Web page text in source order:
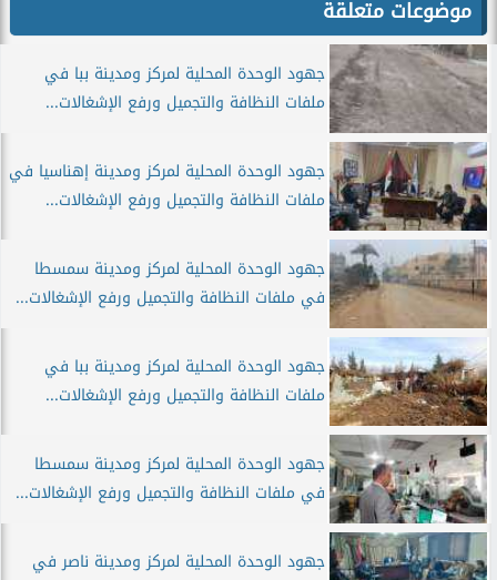
موضوعات متعلقة
جهود الوحدة المحلية لمركز ومدينة ببا في
ملفات النظافة والتجميل ورفع الإشغالات...
جهود الوحدة المحلية لمركز ومدينة إهناسيا في
ملفات النظافة والتجميل ورفع الإشغالات...
جهود الوحدة المحلية لمركز ومدينة سمسطا
في ملفات النظافة والتجميل ورفع الإشغالات...
جهود الوحدة المحلية لمركز ومدينة ببا في
ملفات النظافة والتجميل ورفع الإشغالات...
جهود الوحدة المحلية لمركز ومدينة سمسطا
في ملفات النظافة والتجميل ورفع الإشغالات...
جهود الوحدة المحلية لمركز ومدينة ناصر في